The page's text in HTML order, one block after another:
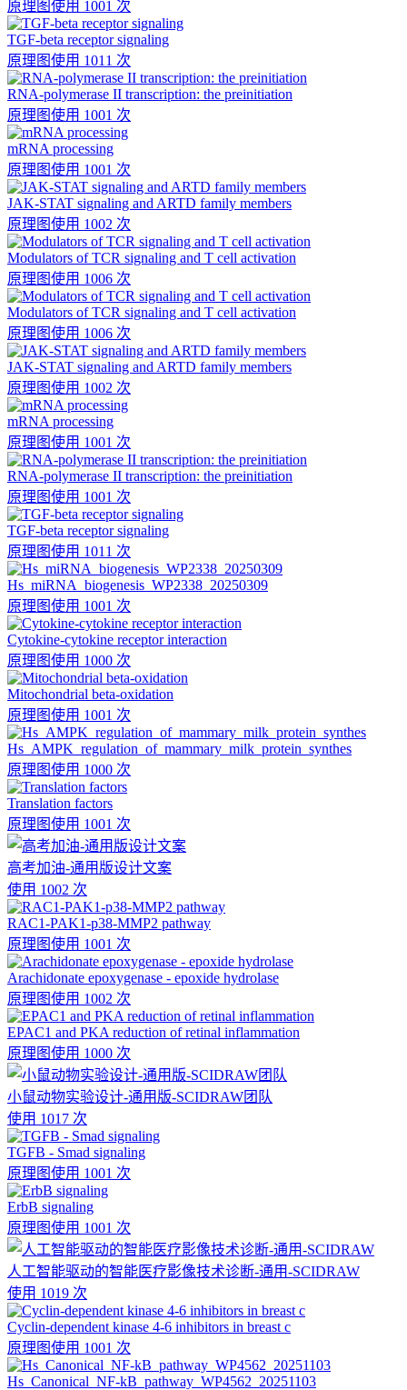
原理图使用 1001 次
TGF-beta receptor signaling
原理图使用 1011 次
RNA-polymerase II transcription: the preinitiation
原理图使用 1001 次
mRNA processing
原理图使用 1001 次
JAK-STAT signaling and ARTD family members
原理图使用 1002 次
Modulators of TCR signaling and T cell activation
原理图使用 1006 次
Modulators of TCR signaling and T cell activation
原理图使用 1006 次
JAK-STAT signaling and ARTD family members
原理图使用 1002 次
mRNA processing
原理图使用 1001 次
RNA-polymerase II transcription: the preinitiation
原理图使用 1001 次
TGF-beta receptor signaling
原理图使用 1011 次
Hs_miRNA_biogenesis_WP2338_20250309
原理图使用 1001 次
Cytokine-cytokine receptor interaction
原理图使用 1000 次
Mitochondrial beta-oxidation
原理图使用 1001 次
Hs_AMPK_regulation_of_mammary_milk_protein_synthes
原理图使用 1000 次
Translation factors
原理图使用 1001 次
高考加油-通用版设计文案
使用 1002 次
RAC1-PAK1-p38-MMP2 pathway
原理图使用 1001 次
Arachidonate epoxygenase - epoxide hydrolase
原理图使用 1002 次
EPAC1 and PKA reduction of retinal inflammation
原理图使用 1000 次
小鼠动物实验设计-通用版-SCIDRAW团队
使用 1017 次
TGFB - Smad signaling
原理图使用 1001 次
ErbB signaling
原理图使用 1001 次
人工智能驱动的智能医疗影像技术诊断-通用-SCIDRAW
使用 1019 次
Cyclin-dependent kinase 4-6 inhibitors in breast c
原理图使用 1001 次
Hs_Canonical_NF-kB_pathway_WP4562_20251103